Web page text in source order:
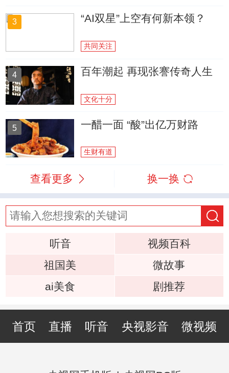
3 “AI双星”上空有何新本领？
共同关注
4 百年潮起 再现张謇传奇人生
文化十分
5 一醋一面 “酸”出亿万财路
生财有道
查看更多 换一换
听音
视频百科
祖国美
微故事
ai美食
剧推荐
首页 直播 听音 央视影音 微视频